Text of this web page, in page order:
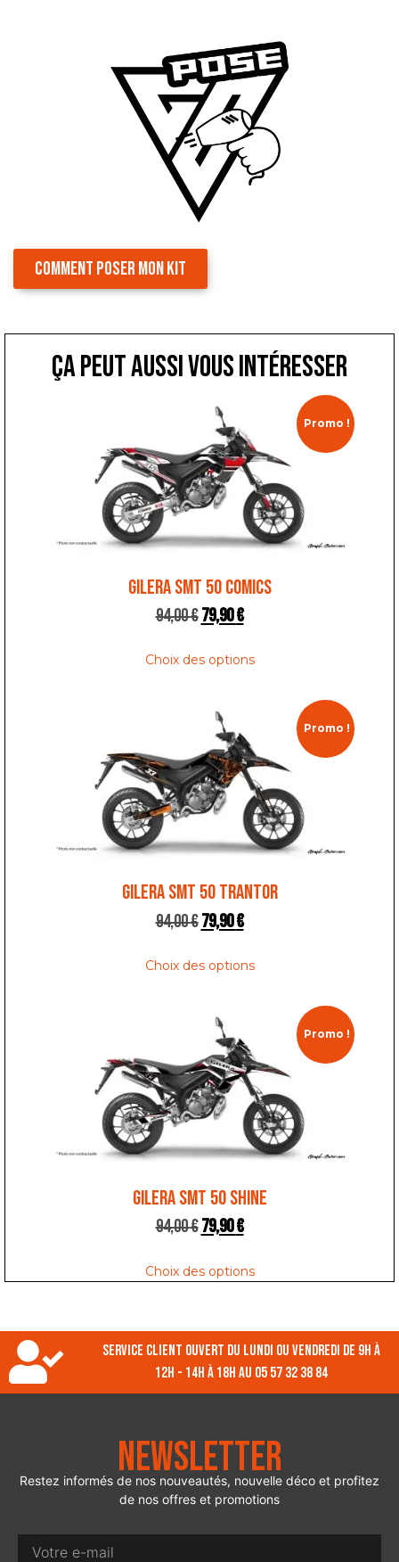
COMMENT POSER MON KIT
ça peut aussi vous intéresser
Promo !
GILERA SMT 50 COMICS
94,00€79,90€
Choix des options
Promo !
GILERA SMT 50 TRANTOR
94,00€79,90€
Choix des options
Promo !
GILERA SMT 50 SHINE
94,00€79,90€
Choix des options
Service client ouvert du lundi ou vendredi de 9h à
12h - 14h à 18h au 05 57 32 38 84
Newsletter
Restez informés de nos nouveautés, nouvelle déco et profitez
de nos offres et promotions